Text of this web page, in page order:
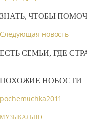
ЗНАТЬ, ЧТОБЫ
Следующая новость
ЕСТЬ СЕМЬИ, ГДЕ
ПОХОЖИЕ НОВОСТИ
pochemuchka2011
МУЗЫКАЛЬНО-